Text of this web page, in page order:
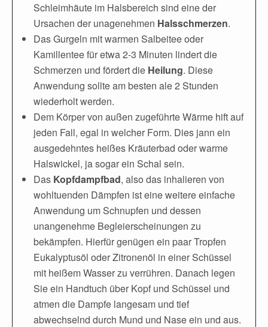
Schleimhäute im Halsbereich sind eine der
Ursachen der unagenehmen Halsschmerzen.
Das Gurgeln mit warmen Salbeitee oder
Kamillentee für etwa 2-3 Minuten lindert die
Schmerzen und fördert die Heilung. Diese
Anwendung sollte am besten ale 2 Stunden
wiederholt werden.
Dem Körper von außen zugeführte Wärme hift auf
jeden Fall, egal in welcher Form. Dies jann ein
ausgedehntes heißes Kräuterbad oder warme
Halswickel, ja sogar ein Schal sein.
Das Kopfdampfbad, also das inhalieren von
wohltuenden Dämpfen ist eine weitere einfache
Anwendung um Schnupfen und dessen
unangenehme Begleierscheinungen zu
bekämpfen. Hierfür genügen ein paar Tropfen
Eukalyptusöl oder Zitronenöl in einer Schüssel
mit heißem Wasser zu verrühren. Danach legen
Sie ein Handtuch über Kopf und Schüssel und
atmen die Dampfe langesam und tief
abwechselnd durch Mund und Nase ein und aus.